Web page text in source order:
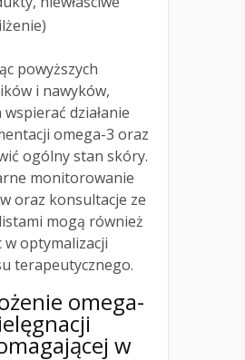
powyższych
i nawyków,
wspierać działanie
omega-3 oraz
ogólny stan skóry.
monitorowanie
oraz konsultacje ze
mogą również
w optymalizacji
terapeutycznego.
omega-
w